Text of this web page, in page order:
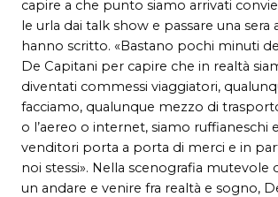
capire a che punto siamo arrivati
le urla dai talk show e passare una sera
hanno scritto. «Bastano pochi minuti
De Capitani per capire che in realtà
diventati commessi viaggiatori,
facciamo, qualunque mezzo di
o l’aereo o internet, siamo ruffianeschi
venditori porta a porta di merci e in
noi stessi». Nella scenografia mutevole
un andare e venire fra realtà e sogno,